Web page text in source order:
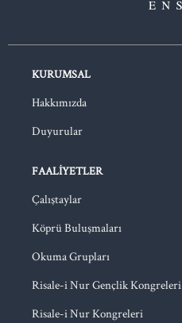
KURUMSAL
Hakkımızda
Duyurular
FAALIYETLER
Çalıştaylar
Köprü Buluşmaları
Okuma Grupları
Risale-i Nur Gençlik Kongreleri
Risale-i Nur Kongreleri